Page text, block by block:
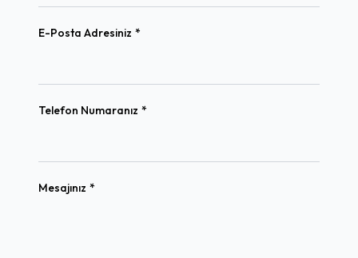
E-Posta Adresiniz *
Telefon Numaranız *
Mesajınız *